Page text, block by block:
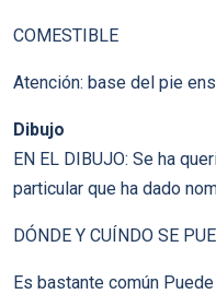
COMESTIBLE
Atención: base del pie
Dibujo
EN EL DIBUJO: Se ha
particular que ha dado
DÓNDE Y CUÍNDO SE
Es bastante común